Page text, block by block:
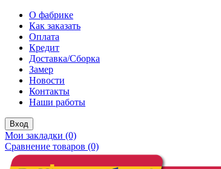
О фабрике
Как заказать
Оплата
Кредит
Доставка/Сборка
Замер
Новости
Контакты
Наши работы
Вход
Мои закладки (0)
Сравнение товаров (0)